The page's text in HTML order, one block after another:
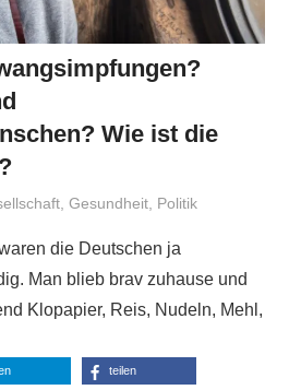
Wie ist die
,Gesundheit Politik
die Deutschen ja
Man blieb brav zuhause und
Klopapier, Reis, Nudeln, Mehl,
teilen